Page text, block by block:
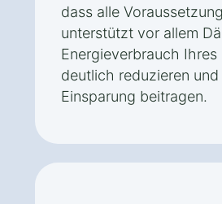
dass alle
unterstützt vor allem
Energieverbrauch
deutlich reduzieren
Einsparung beitragen.